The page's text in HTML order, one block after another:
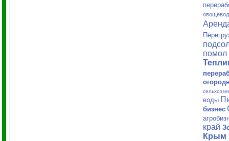
помол
воды
бизнес
край
Крым